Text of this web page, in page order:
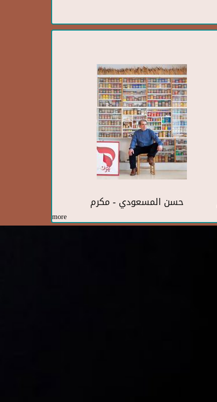
حسن المسعودي - مكرم
more